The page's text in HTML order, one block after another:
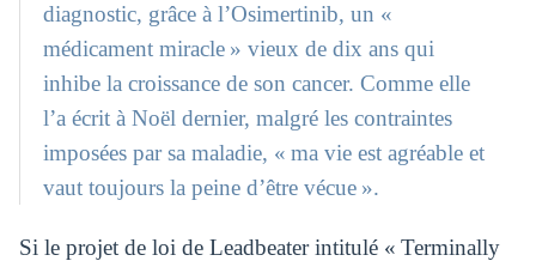
diagnostic, grâce à l’Osimertinib, un «
médicament miracle » vieux de dix ans qui
inhibe la croissance de son cancer. Comme elle
l’a écrit à Noël dernier, malgré les contraintes
imposées par sa maladie, « ma vie est agréable et
vaut toujours la peine d’être vécue ».
Si le projet de loi de Leadbeater intitulé « Terminally